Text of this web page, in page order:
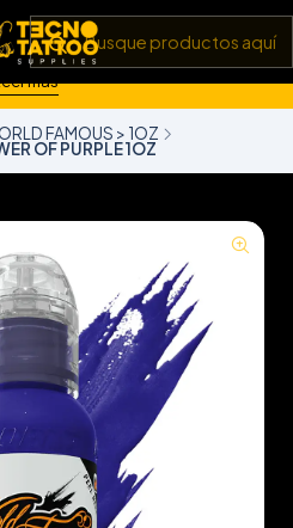
de punta 💻 Todo lo que
nivel 🎨 Calidad garantizada
más
FAMOUS > 1OZ
OF PURPLE 1OZ